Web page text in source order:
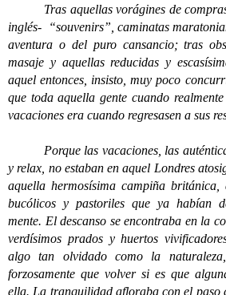
Tras aquellas vorágines de compras
inglés- “souvenirs”, caminatas
aventura o del puro cansancio; tras
masaje y aquellas reducidas y
aquel entonces, insisto, muy poco
que toda aquella gente cuando
vacaciones era cuando regresasen a sus
Porque las vacaciones, las
y relax, no estaban en aquel Londres
aquella hermosísima campiña británica,
bucólicos y pastoriles que ya habían
mente. El descanso se encontraba en la
verdísimos prados y huertos
algo tan olvidado como la
forzosamente que volver si es que
ella. La tranquilidad afloraba con el paso